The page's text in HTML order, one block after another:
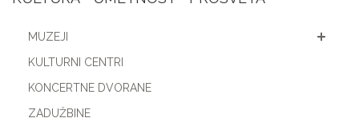
MUZEJI
KULTURNI CENTRI
KONCERTNE DVORANE
ZADUŽBINE